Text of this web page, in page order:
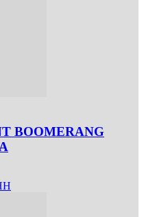
BOOMERANG